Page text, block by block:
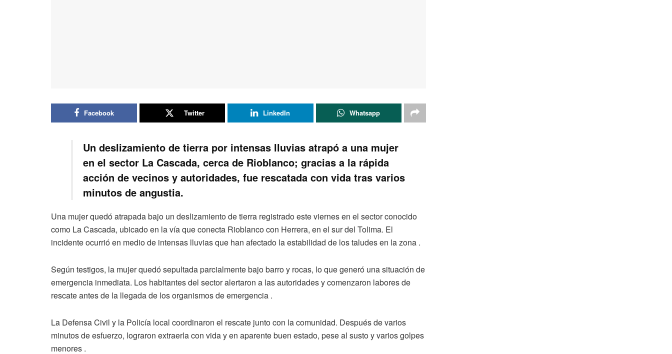
Facebook Twitter LinkedIn Whatsapp
Un deslizamiento de tierra por intensas lluvias atrapó a una mujer
en el sector La Cascada, cerca de Rioblanco; gracias a la rápida
acción de vecinos y autoridades, fue rescatada con vida tras varios
minutos de angustia.
Una mujer quedó atrapada bajo un deslizamiento de tierra registrado este viernes en el sector conocido
como La Cascada, ubicado en la vía que conecta Rioblanco con Herrera, en el sur del Tolima. El
incidente ocurrió en medio de intensas lluvias que han afectado la estabilidad de los taludes en la zona .
Según testigos, la mujer quedó sepultada parcialmente bajo barro y rocas, lo que generó una situación de
emergencia inmediata. Los habitantes del sector alertaron a las autoridades y comenzaron labores de
rescate antes de la llegada de los organismos de emergencia .
La Defensa Civil y la Policía local coordinaron el rescate junto con la comunidad. Después de varios
minutos de esfuerzo, lograron extraerla con vida y en aparente buen estado, pese al susto y varios golpes
menores .